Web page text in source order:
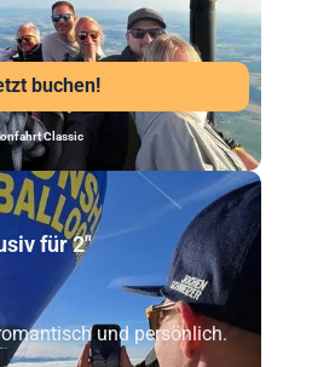
buchen!
Classic
für 2"
und persönlich.